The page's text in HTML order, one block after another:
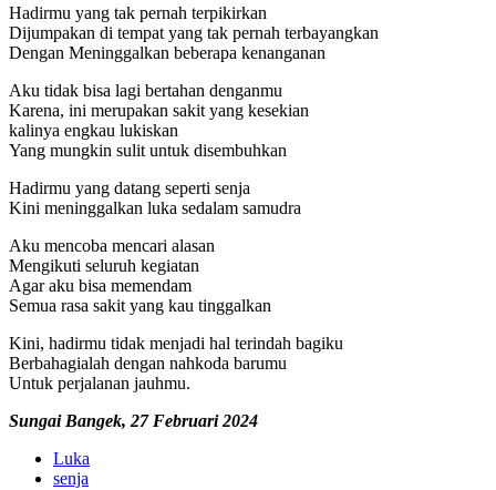
Hadirmu yang tak pernah terpikirkan
Dijumpakan di tempat yang tak pernah terbayangkan
Dengan Meninggalkan beberapa kenanganan
Aku tidak bisa lagi bertahan denganmu
Karena, ini merupakan sakit yang kesekian
kalinya engkau lukiskan
Yang mungkin sulit untuk disembuhkan
Hadirmu yang datang seperti senja
Kini meninggalkan luka sedalam samudra
Aku mencoba mencari alasan
Mengikuti seluruh kegiatan
Agar aku bisa memendam
Semua rasa sakit yang kau tinggalkan
Kini, hadirmu tidak menjadi hal terindah bagiku
Berbahagialah dengan nahkoda barumu
Untuk perjalanan jauhmu.
Sungai Bangek, 27 Februari 2024
Luka
senja